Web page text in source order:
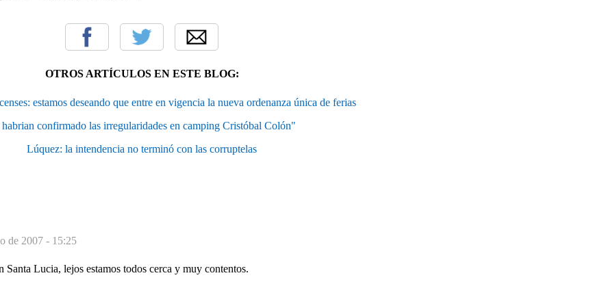
OTROS ARTÍCULOS EN ESTE BLOG:
estamos deseando que entre en vigencia la nueva ordenanza única de ferias
habrian confirmado las irregularidades en camping Cristóbal Colón"
Lúquez: la intendencia no terminó con las corruptelas
de 2007 - 15:25
Santa Lucia, lejos estamos todos cerca y muy contentos.